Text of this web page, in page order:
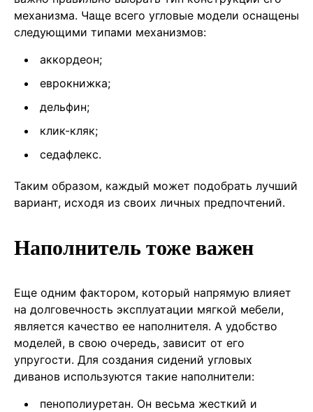
механизма. Чаще всего угловые модели оснащены
следующими типами механизмов:
аккордеон;
еврокнижка;
дельфин;
клик-кляк;
седафлекс.
Таким образом, каждый может подобрать лучший
вариант, исходя из своих личных предпочтений.
Наполнитель тоже важен
Еще одним фактором, который напрямую влияет
на долговечность эксплуатации мягкой мебели,
является качество ее наполнителя. А удобство
моделей, в свою очередь, зависит от его
упругости. Для создания сидений угловых
диванов используются такие наполнители:
пенополиуретан. Он весьма жесткий и